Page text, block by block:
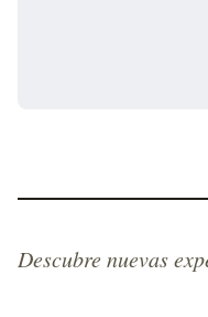
Descubre nuevas